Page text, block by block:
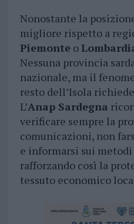
Nonostante la
migliore rispetto a
Piemonteo
Nessuna provincia
nazionale, ma il
resto dell’Isola
L’Anap Sardegna
verificare sempre la
comunicazioni, non
e informarsi sui
rafforzando così la
tessuto economico